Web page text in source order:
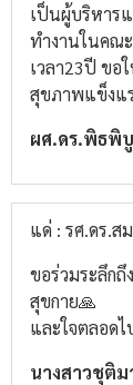
เป็นผู้บริหาร
ทำงานในคณ
เวลา23ปี​ ขอ
สุขภาพแข็งแ
ผศ.ดร.พิธพิ
แด่ : รศ.ดร.ส
ขอร่วมระลึก
สุขกาย🙏
และใจตลอดไ
นางสาวชุติ